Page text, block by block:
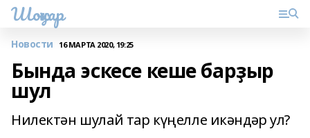
Шоңҡар
Новости 16 МАРТА 2020, 19:25
Бында эскесе кеше барҙыр
шул
Нилектән шулай тар күңелле икәндәр ул?